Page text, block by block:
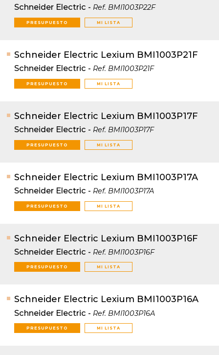
Schneider Electric - Ref. BMI1003P22F
PRESUPUESTO MI LISTA
Schneider Electric Lexium BMI1003P21F
Schneider Electric - Ref. BMI1003P21F
PRESUPUESTO MI LISTA
Schneider Electric Lexium BMI1003P17F
Schneider Electric - Ref. BMI1003P17F
PRESUPUESTO MI LISTA
Schneider Electric Lexium BMI1003P17A
Schneider Electric - Ref. BMI1003P17A
PRESUPUESTO MI LISTA
Schneider Electric Lexium BMI1003P16F
Schneider Electric - Ref. BMI1003P16F
PRESUPUESTO MI LISTA
Schneider Electric Lexium BMI1003P16A
Schneider Electric - Ref. BMI1003P16A
PRESUPUESTO MI LISTA